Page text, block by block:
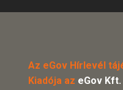
Az eGov Hírlevél
Kiadója az eGov Kft.